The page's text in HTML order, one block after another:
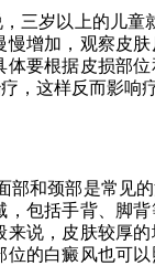
三岁以上的儿童
增加，观察皮
要根据皮损部
，这样反而影响疗
部和颈部是常见
包括手背、脚
说，皮肤较厚
的白癜风也可